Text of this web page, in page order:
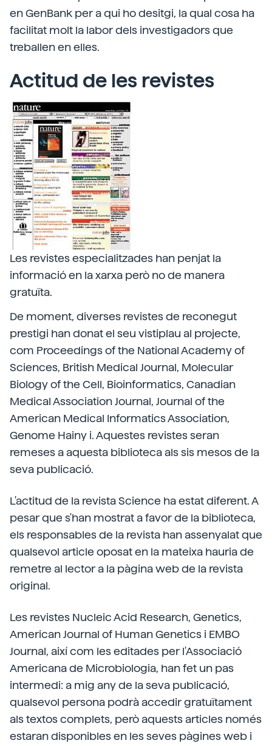
en GenBank per a qui ho desitgi, la qual cosa ha
facilitat molt la labor dels investigadors que
treballen en elles.
Actitud de les revistes
Les revistes especialitzades han penjat la
informació en la xarxa però no de manera
gratuïta.
De moment, diverses revistes de reconegut
prestigi han donat el seu vistiplau al projecte,
com Proceedings of the National Academy of
Sciences, British Medical Journal, Molecular
Biology of the Cell, Bioinformatics, Canadian
Medical Association Journal, Journal of the
American Medical Informatics Association,
Genome Hainy i. Aquestes revistes seran
remeses a aquesta biblioteca als sis mesos de la
seva publicació.
L'actitud de la revista Science ha estat diferent. A
pesar que s'han mostrat a favor de la biblioteca,
els responsables de la revista han assenyalat que
qualsevol article oposat en la mateixa hauria de
remetre al lector a la pàgina web de la revista
original.
Les revistes Nucleic Acid Research, Genetics,
American Journal of Human Genetics i EMBO
Journal, així com les editades per l'Associació
Americana de Microbiologia, han fet un pas
intermedi: a mig any de la seva publicació,
qualsevol persona podrà accedir gratuïtament
als textos complets, però aquests articles només
estaran disponibles en les seves pàgines web i